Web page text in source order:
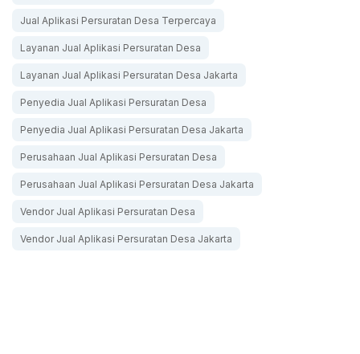
Jual Aplikasi Persuratan Desa Terpercaya
Layanan Jual Aplikasi Persuratan Desa
Layanan Jual Aplikasi Persuratan Desa Jakarta
Penyedia Jual Aplikasi Persuratan Desa
Penyedia Jual Aplikasi Persuratan Desa Jakarta
Perusahaan Jual Aplikasi Persuratan Desa
Perusahaan Jual Aplikasi Persuratan Desa Jakarta
Vendor Jual Aplikasi Persuratan Desa
Vendor Jual Aplikasi Persuratan Desa Jakarta